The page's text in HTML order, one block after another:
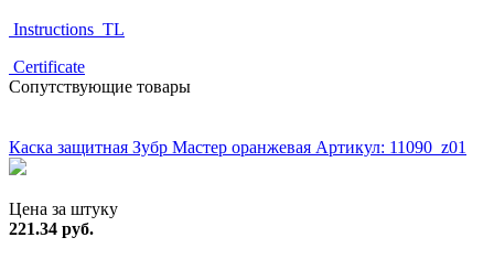
Instructions_TL
Certificate
Сопутствующие товары
Каска защитная Зубр Мастер оранжевая Артикул: 11090_z01
Цена за штуку
221.34 руб.